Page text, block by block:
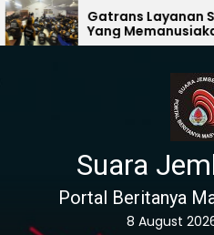
Skip
to
Gatrans Layanan Serbaguna
Yang Memanusiakan Manusia
Lain
Suara
Portal Beritanya
8 August